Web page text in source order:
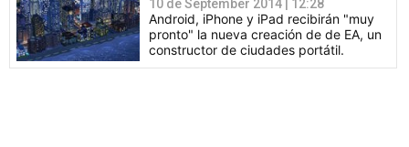
10 de September 2014 | 12:28
Android, iPhone y iPad recibirán "muy
pronto" la nueva creación de de EA, un
constructor de ciudades portátil.